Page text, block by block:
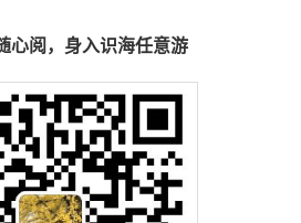
心阅，身入识海任意游